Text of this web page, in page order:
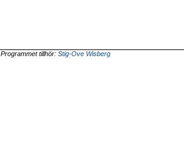
, Programmet tillhör:Stig-Ove Wisberg